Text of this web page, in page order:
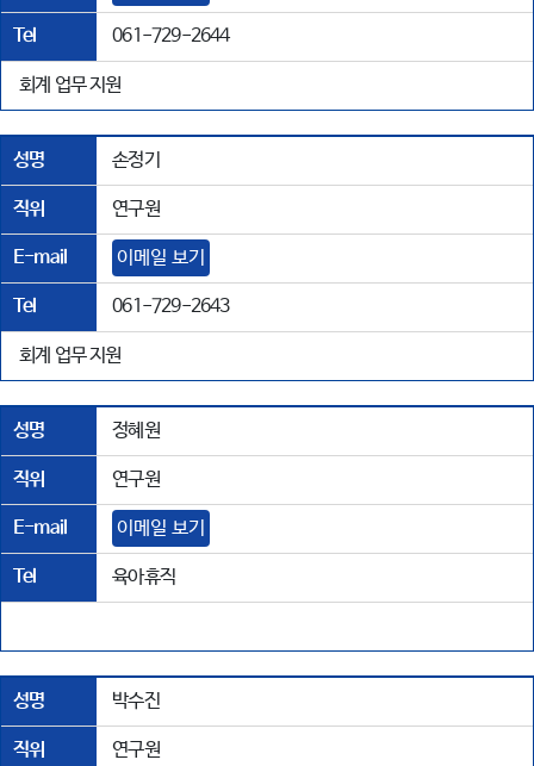
Tel 061-729-2644
회계 업무 지원
성명 손정기
직위 연구원
E-mail 이메일 보기
Tel 061-729-2643
회계 업무 지원
성명 정혜원
직위 연구원
E-mail 이메일 보기
Tel 육아휴직
성명 박수진
직위 연구원